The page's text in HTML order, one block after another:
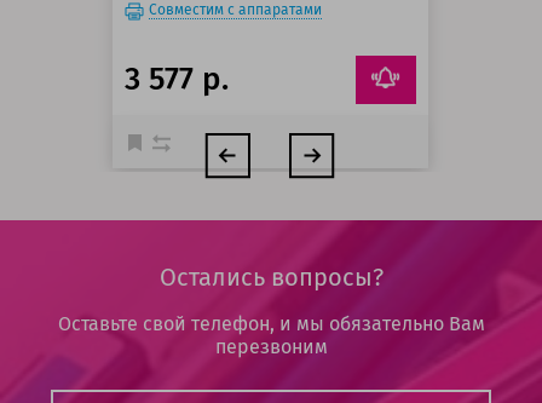
Совместим с аппаратами
3 577 р.
Остались вопросы?
Оставьте свой телефон, и мы обязательно Вам
перезвоним